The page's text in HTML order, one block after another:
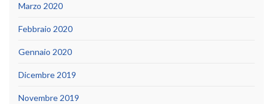
Marzo 2020
Febbraio 2020
Gennaio 2020
Dicembre 2019
Novembre 2019